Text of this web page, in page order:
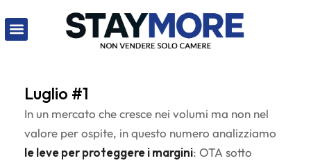
Luglio #1
In un mercato che cresce nei volumi ma non nel
valore per ospite, in questo numero analizziamo
le leve per proteggere i margini: OTA sotto